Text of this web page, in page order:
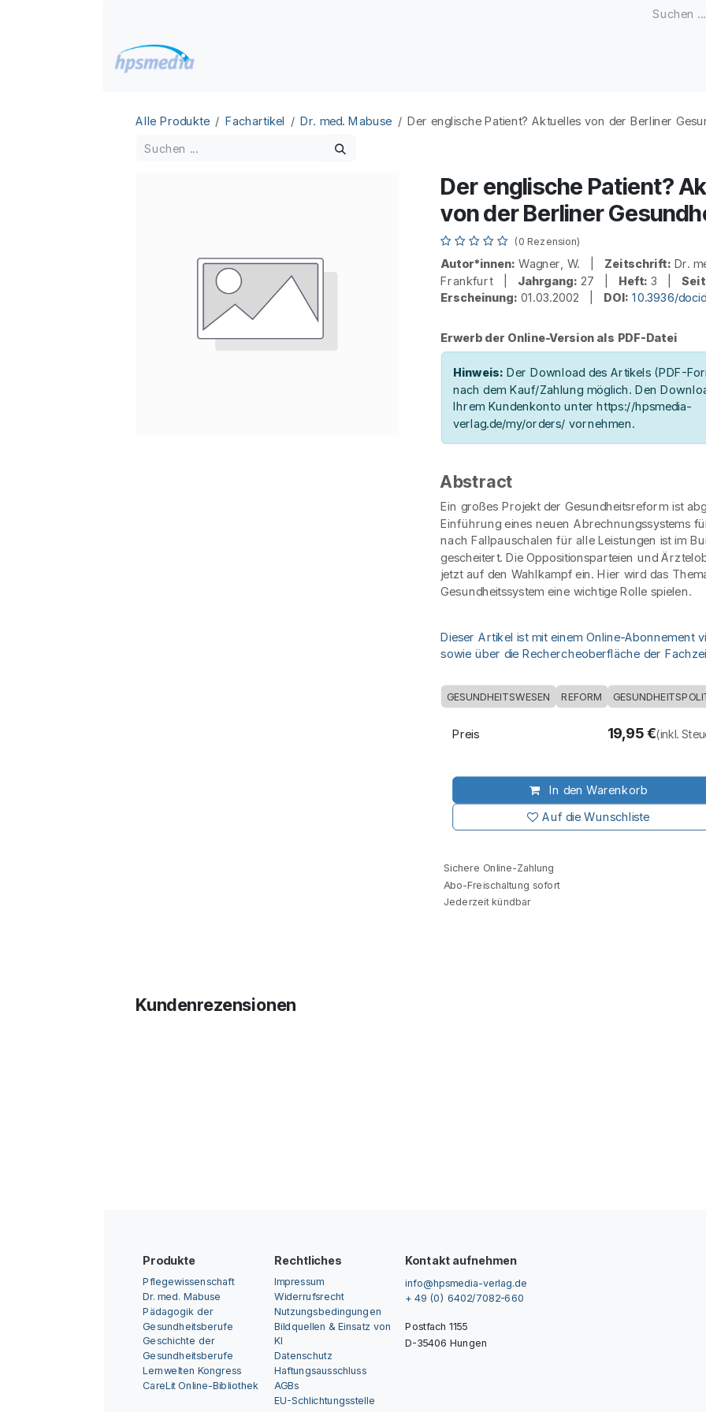
Alle Produkte Fachartikel Dr. med. Mabuse Der englische Patient? Aktuelles von der Berliner
Der englische Patient?
von der Berliner
(0 Rezension)
Autor*innen: Wagner, W. | Zeitschrift: Dr.
Frankfurt | Jahrgang: 27 | Heft: 3 |
Erscheinung: 01.03.2002 | DOI: 10.3936/
Erwerb der Online-Version als PDF-Datei
Hinweis: Der Download des Artikels (PDF-
nach dem Kauf/Zahlung möglich. Den
Ihrem Kundenkonto unter https://hpsmedia-
verlag.de/my/orders/ vornehmen.
Abstract
Ein großes Projekt der Gesundheitsreform ist
Einführung eines neuen Abrechnungssystems
nach Fallpauschalen für alle Leistungen ist im
gescheitert. Die Oppositionsparteien und
jetzt auf den Wahlkampf ein. Hier wird das
Gesundheitssystem eine wichtige Rolle spielen.
Dieser Artikel ist mit einem Online-Abonnement
sowie über die Rechercheoberfläche der
GESUNDHEITSWESEN REFORM
In den Warenkorb
Auf die Wunschliste
Preis 19,95€(inkl.
Sichere Online-Zahlung
Abo-Freischaltung sofort
Jederzeit kündbar
Kundenrezensionen
Produkte
Pflegewissenschaft
Dr. med. Mabuse
Pädagogik der
Gesundheitsberufe
Geschichte der
Gesundheitsberufe
Lernwelten Kongress
CareLit Online-Bibliothek
Rechtliches
Impressum
Widerrufsrecht
Nutzungsbedingungen
Bildquellen & Einsatz von
KI
Datenschutz
Haftungsausschluss
AGBs
EU-Schlichtungsstelle
Kontakt aufnehmen
info@hpsmedia-verlag.de
+ 49 (0) 6402/7082-660
Postfach 1155
D-35406 Hungen